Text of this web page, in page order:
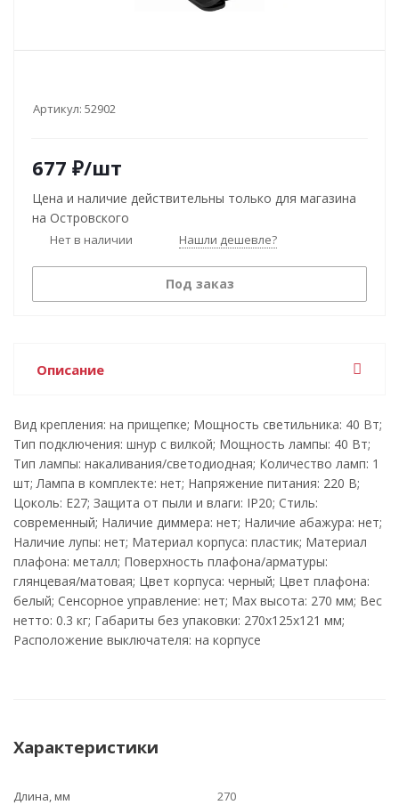
Артикул: 52902
677 ₽/шт
Цена и наличие действительны только для магазина
на Островского
Нет в наличии Нашли дешевле?
Под заказ
Описание
Вид крепления: на прищепке; Мощность светильника: 40 Вт;
Тип подключения: шнур с вилкой; Мощность лампы: 40 Вт;
Тип лампы: накаливания/светодиодная; Количество ламп: 1
шт; Лампа в комплекте: нет; Напряжение питания: 220 В;
Цоколь: E27; Защита от пыли и влаги: IP20; Стиль:
современный; Наличие диммера: нет; Наличие абажура: нет;
Наличие лупы: нет; Материал корпуса: пластик; Материал
плафона: металл; Поверхность плафона/арматуры:
глянцевая/матовая; Цвет корпуса: черный; Цвет плафона:
белый; Сенсорное управление: нет; Max высота: 270 мм; Вес
нетто: 0.3 кг; Габариты без упаковки: 270х125х121 мм;
Расположение выключателя: на корпусе
Характеристики
Длина, мм
270